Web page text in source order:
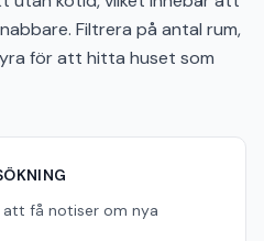
Filtrera på antal rum,
för att hitta huset som
att få notiser om nya